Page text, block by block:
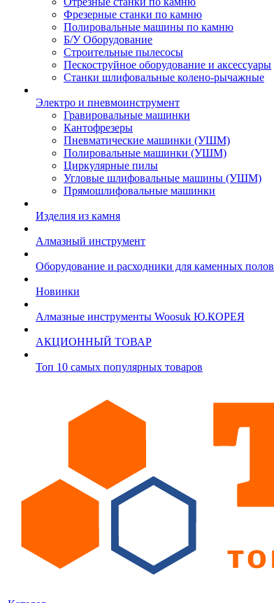
Фрезерные станки по камню
Полировальные машины по камню
Б/У Оборудование
Строительные пылесосы
Пескоструйное оборудование и аксессуары
Станки шлифовальные колено-рычажные
Электро и пневмоинструмент
Гравировальные машинки
Кантофрезеры
Пневматические машинки (УШМ)
Полировальные машинки (УШМ)
Циркулярные пилы
Угловые шлифовальные машины (УШМ)
Прямошлифовальные машинки
Изделия из камня
Алмазный инструмент
Оборудование и расходники для каменных полов
Новинки
Алмазные инструменты Woosuk Ю.КОРЕЯ
АКЦИОННЫЙ ТОВАР
Топ 10 самых популярных товаров